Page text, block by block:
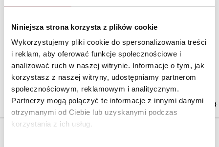
Niniejsza strona korzysta z plików cookie
Wykorzystujemy pliki cookie do spersonalizowania treści
i reklam, aby oferować funkcje społecznościowe i
analizować ruch w naszej witrynie. Informacje o tym, jak
korzystasz z naszej witryny, udostępniamy partnerom
społecznościowym, reklamowym i analitycznym.
Partnerzy mogą połączyć te informacje z innymi danymi
otrzymanymi od Ciebie lub uzyskanymi podczas
korzystania z ich usług.
Henryk SIEMIRADZKI (1843-1902) - według
30 x 55 cm (wymiar kompozycji);
Cena wywoławcza.
700 zł